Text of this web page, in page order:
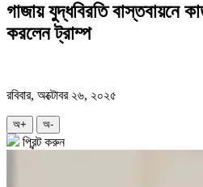
গাজায় যুদ্ধবিরতি বাস্তবায়নে
করলেন ট্রাম্প
রবিবার, অক্টোবর ২৬, ২০২৫
অ+ অ-
প্রিন্ট করুন